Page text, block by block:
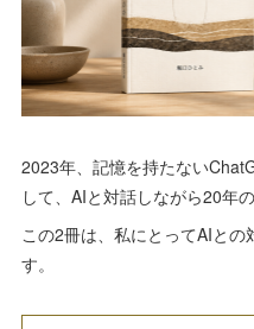
2023年、記憶を持たない
して、AIと対話しながら20年
この2冊は、私にとってAIと
す。